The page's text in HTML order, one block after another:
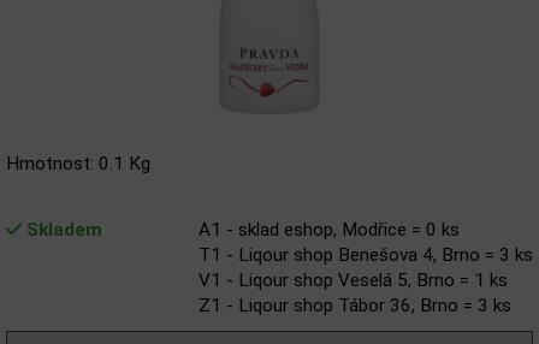
Hmotnost: 0.1 Kg
Skladem
A1 - sklad eshop, Modřice = 0 ks
T1 - Liqour shop Benešova 4, Brno = 3 ks
V1 - Liqour shop Veselá 5, Brno = 1 ks
Z1 - Liqour shop Tábor 36, Brno = 3 ks